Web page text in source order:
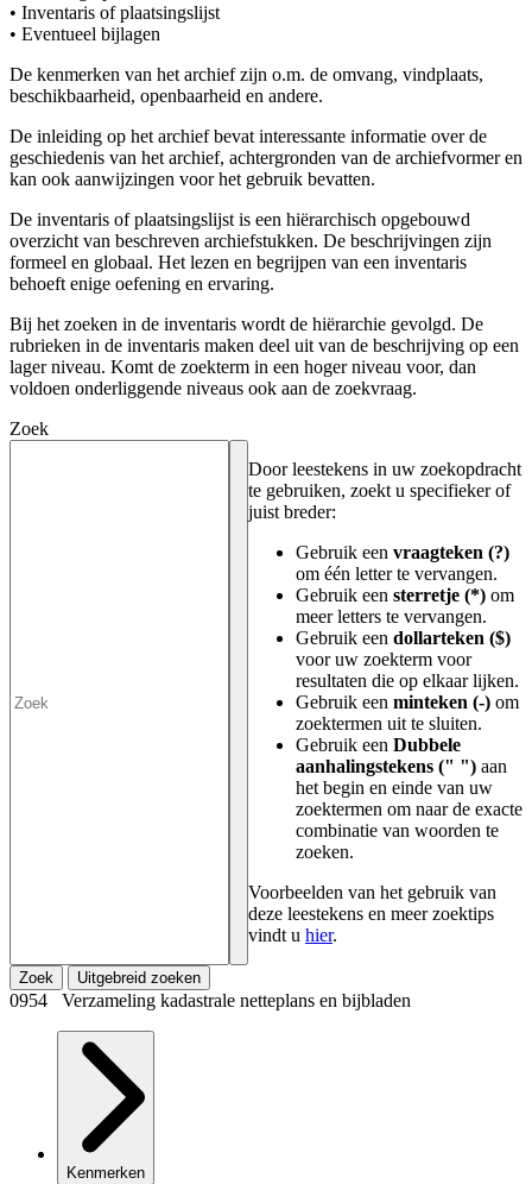
• Inventaris of plaatsingslijst
• Eventueel bijlagen
De kenmerken van het archief zijn o.m. de omvang, vindplaats,
beschikbaarheid, openbaarheid en andere.
De inleiding op het archief bevat interessante informatie over de
geschiedenis van het archief, achtergronden van de archiefvormer en
kan ook aanwijzingen voor het gebruik bevatten.
De inventaris of plaatsingslijst is een hiërarchisch opgebouwd
overzicht van beschreven archiefstukken. De beschrijvingen zijn
formeel en globaal. Het lezen en begrijpen van een inventaris
behoeft enige oefening en ervaring.
Bij het zoeken in de inventaris wordt de hiërarchie gevolgd. De
rubrieken in de inventaris maken deel uit van de beschrijving op een
lager niveau. Komt de zoekterm in een hoger niveau voor, dan
voldoen onderliggende niveaus ook aan de zoekvraag.
Zoek
Door leestekens in uw zoekopdracht
te gebruiken, zoekt u specifieker of
juist breder:
Gebruik een vraagteken (?)
om één letter te vervangen.
Gebruik een sterretje (*) om
meer letters te vervangen.
Gebruik een dollarteken ($)
voor uw zoekterm voor
resultaten die op elkaar lijken.
Gebruik een minteken (-) om
zoektermen uit te sluiten.
Gebruik een Dubbele
aanhalingstekens (" ") aan
het begin en einde van uw
zoektermen om naar de exacte
combinatie van woorden te
zoeken.
Voorbeelden van het gebruik van
deze leestekens en meer zoektips
vindt u hier.
Zoek Uitgebreid zoeken
0954 Verzameling kadastrale netteplans en bijbladen
Kenmerken